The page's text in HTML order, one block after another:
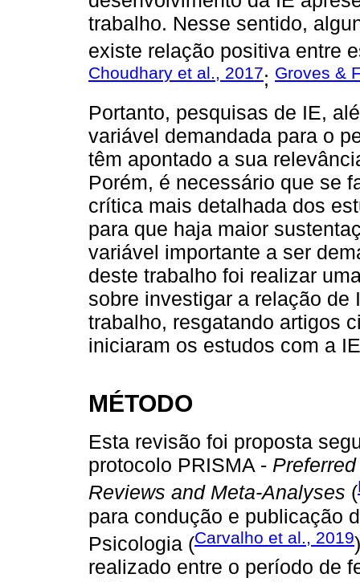
trabalho. Nesse sentido,
existe relação positiva entre
Choudhary et al., 2017; Groves &
Portanto, pesquisas de IE,
variável demandada para o
têm apontado a sua
Porém, é necessário que se
crítica mais detalhada dos
para que haja maior
variável importante a ser
deste trabalho foi realizar
sobre investigar a relação
trabalho, resgatando artigos
iniciaram os estudos com a
MÉTODO
Esta revisão foi proposta
protocolo PRISMA -
Reviews and Meta-Analyses (
para condução e publicação
Psicologia (Carvalho et al., 2019
realizado entre o período de